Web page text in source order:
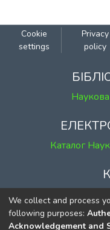
Cookie
settings
Privacy
policy
Каталог
м. Київ,
We collect and process
following purposes:
Acknowledgement and